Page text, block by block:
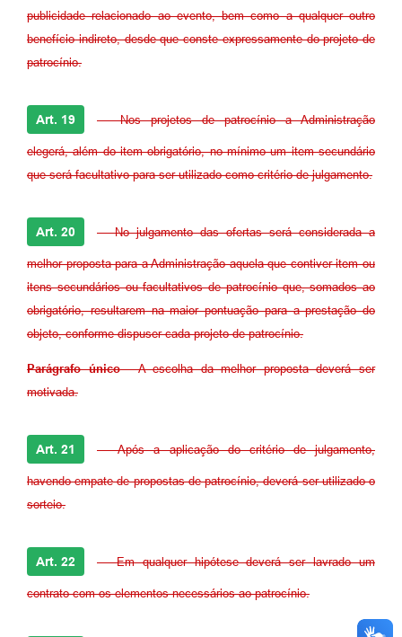
publicidade relacionado ao evento, bem como a qualquer outro
benefício indireto, desde que conste expressamente do projeto de
patrocínio.
Art. 19 - Nos projetos de patrocínio a Administração
elegerá, além do item obrigatório, no mínimo um item secundário
que será facultativo para ser utilizado como critério de julgamento.
Art. 20 - No julgamento das ofertas será considerada a
melhor proposta para a Administração aquela que contiver item ou
itens secundários ou facultativos de patrocínio que, somados ao
obrigatório, resultarem na maior pontuação para a prestação do
objeto, conforme dispuser cada projeto de patrocínio.
Parágrafo único- A escolha da melhor proposta deverá ser
motivada.
Art. 21 - Após a aplicação do critério de julgamento,
havendo empate de propostas de patrocínio, deverá ser utilizado o
sorteio.
Art. 22 - Em qualquer hipótese deverá ser lavrado um
contrato com os elementos necessários ao patrocínio.